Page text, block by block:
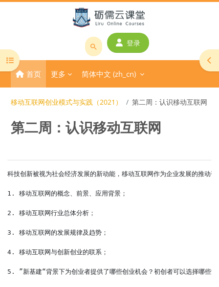
搜
课
程
或
师
登录
首页 更多 简体中文 ‎(zh_cn)‎
打开课程索引 打
移动互联网创业模式与实践（2021） 第二周：认识移动互联网
第二周：认识移动互联网
版块
章节大纲
科技创新被视为社会经济发展的新动能，移动互联网作为企业发展的推动
1. 移动互联网的概念、前景、应用背景；
2. 移动互联网行业总体分析；
3. 移动互联网的发展规律及趋势；
4. 移动互联网与创新创业的联系；
5. ”新基建“背景下为创业者提供了哪些创业机会？初创者可以选择哪些方